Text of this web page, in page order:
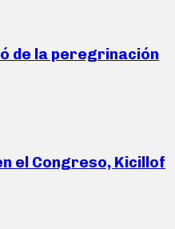
de la peregrinación
el Congreso, Kicillof